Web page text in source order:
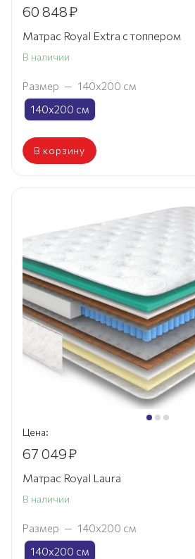
60 848₽
Матрас Royal Extra с топпером
В наличии
Размер — 140х200 см
140х200 см
В корзину
Цена:
67 049₽
Матрас Royal Laura
В наличии
Размер — 140х200 см
140х200 см